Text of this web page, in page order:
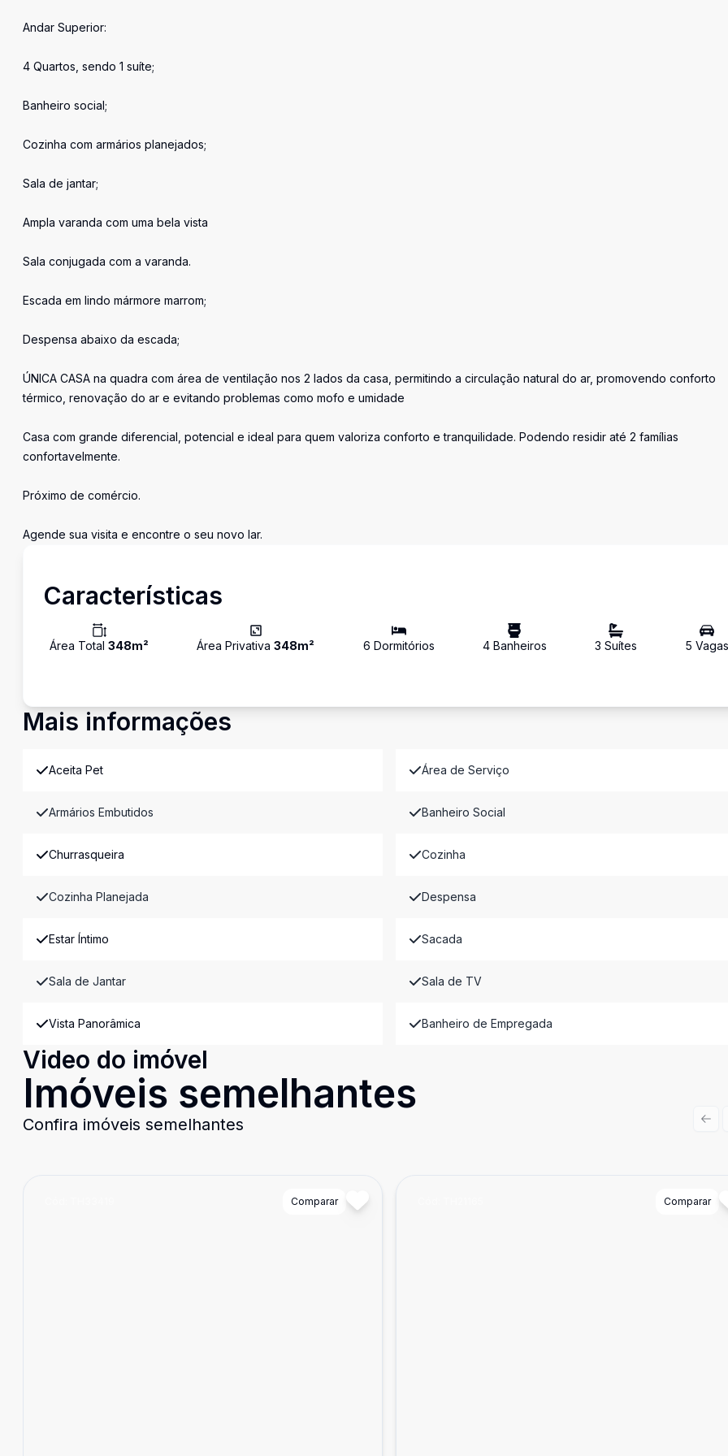
Andar Superior:
4 Quartos, sendo 1 suíte;
Banheiro social;
Cozinha com armários planejados;
Sala de jantar;
Ampla varanda com uma bela vista
Sala conjugada com a varanda.
Escada em lindo mármore marrom;
Despensa abaixo da escada;
ÚNICA CASA na quadra com área de ventilação nos 2 lados da casa, permitindo a circulação natural do ar, promovendo conforto
térmico, renovação do ar e evitando problemas como mofo e umidade
Casa com grande diferencial, potencial e ideal para quem valoriza conforto e tranquilidade. Podendo residir até 2 famílias
confortavelmente.
Próximo de comércio.
Agende sua visita e encontre o seu novo lar.
Características
Área Total 348m² Área Privativa348m² 6 Dormitórios 4Banheiros 3 Suítes 5 Vagas
Mais informações
Aceita Pet Área de Serviço
Armários Embutidos Banheiro Social
Churrasqueira Cozinha
Cozinha Planejada Despensa
Estar Íntimo Sacada
Sala de Jantar Sala de TV
Vista Panorâmica Banheiro de Empregada
Video do imóvel
Imóveis semelhantes
Confira imóveis semelhantes
Comparar Comparar